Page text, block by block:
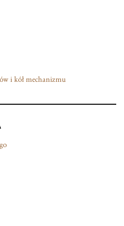
i kół mechanizmu